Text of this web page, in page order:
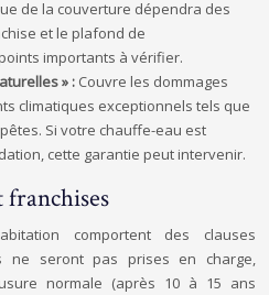
de la couverture dépendra des
et le plafond de
importants à vérifier.
» : Couvre les dommages
climatiques exceptionnels tels que
Si votre chauffe-eau est
cette garantie peut intervenir.
franchises
comportent des clauses
ne seront pas prises en charge,
normale (après 10 à 15 ans